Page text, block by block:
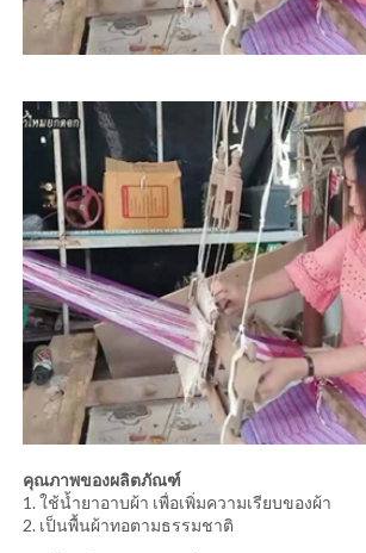
คุณภาพของผลิตภัณฑ์
1. ใช้น้ำยาอาบผ้า เพื่อเพิ่มความเรียบของผ้า
2. เป็นพื้นผ้าทอตามธรรมชาติ